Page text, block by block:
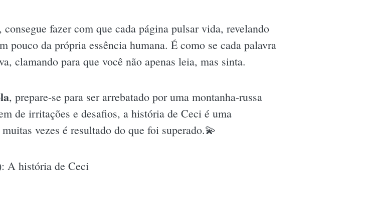
fazer com que cada página pulsar vida, revelando
pouco da própria essência humana. É como se cada palavra
clamando para que você não apenas leia, mas sinta.
, prepare-se para ser arrebatado por uma montanha-russa
de irritações e desafios, a história de Ceci é uma
vezes é resultado do que foi superado.💫
A história de Ceci